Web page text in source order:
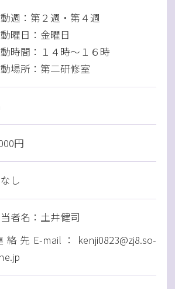
週：第２週・第４週
曜日：金曜日
時間：１４時～１６時
場所：第二研修室
円
し
者名：土井健司
先E-mail：kenji0823@zj8.so-